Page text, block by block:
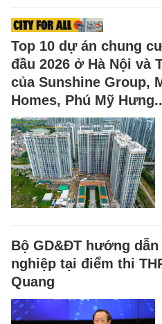
Top 10 dự án chung
đầu 2026 ở Hà Nội và
của Sunshine Group,
Homes, Phú Mỹ
Bộ GD&ĐT hướng
nghiệp tại điểm thi
Quang